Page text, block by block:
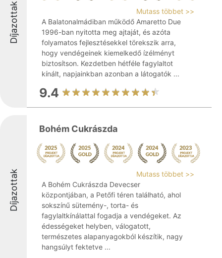
Díjazottak
Mutass többet >>
A Balatonalmádiban működő Amaretto Due
1996-ban nyitotta meg ajtaját, és azóta
folyamatos fejlesztésekkel törekszik arra,
hogy vendégeinek kiemelkedő ízélményt
biztosítson. Kezdetben hétféle fagylaltot
kínált, napjainkban azonban a látogatók ...
9.4
Díjazottak
Bohém Cukrászda
Mutass többet >>
A Bohém Cukrászda Devecser
központjában, a Petőfi téren található, ahol
sokszínű sütemény-, torta- és
fagylaltkínálattal fogadja a vendégeket. Az
édességeket helyben, válogatott,
természetes alapanyagokból készítik, nagy
hangsúlyt fektetve ...